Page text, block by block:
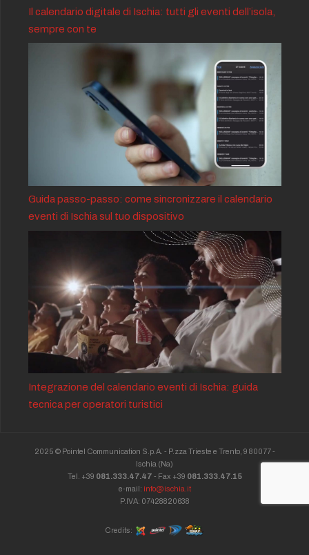
Il calendario digitale di Ischia: tutti gli eventi dell’isola,
sempre con te
Guida passo-passo: come sincronizzare il calendario
eventi di Ischia sul tuo dispositivo
Integrazione del calendario eventi di Ischia: guida
tecnica per operatori turistici
2025 © Pointel Communication S.p.A. - P.zza Trieste e Trento, 9 80077 -
Ischia (Na)
Tel. +39 081.333.47.47 - Fax +39 081.333.47.15
e-mail: info@ischia.it
P.IVA: 07428820638
Credits: